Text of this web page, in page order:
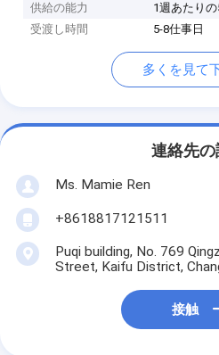
供給の能力
1週あたり
受渡し時間
5-8仕事日
多くを見て
連絡先の
Ms. Mamie Ren
+8618817121511
Puqi building, No. 769
Street, Kaifu District,
接触